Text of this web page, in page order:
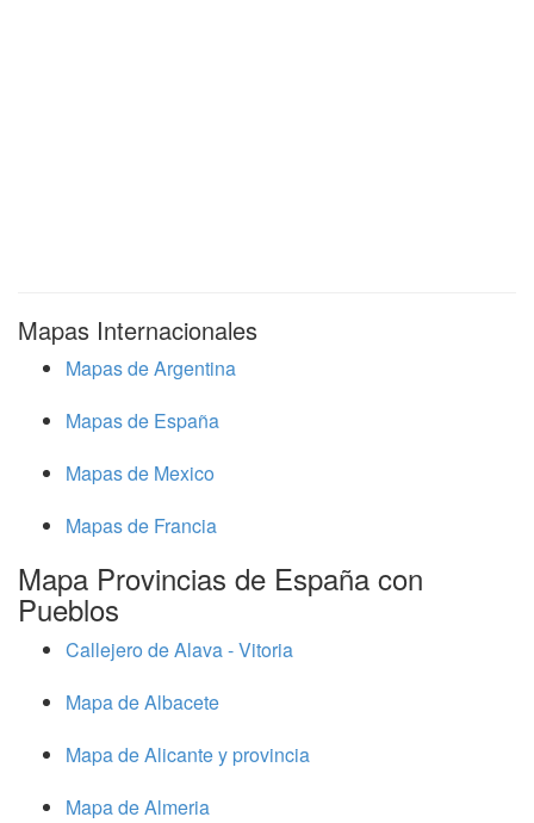
Mapas Internacionales
Mapas de Argentina
Mapas de España
Mapas de Mexico
Mapas de Francia
Mapa Provincias de España con
Pueblos
Callejero de Alava - Vitoria
Mapa de Albacete
Mapa de Alicante y provincia
Mapa de Almeria